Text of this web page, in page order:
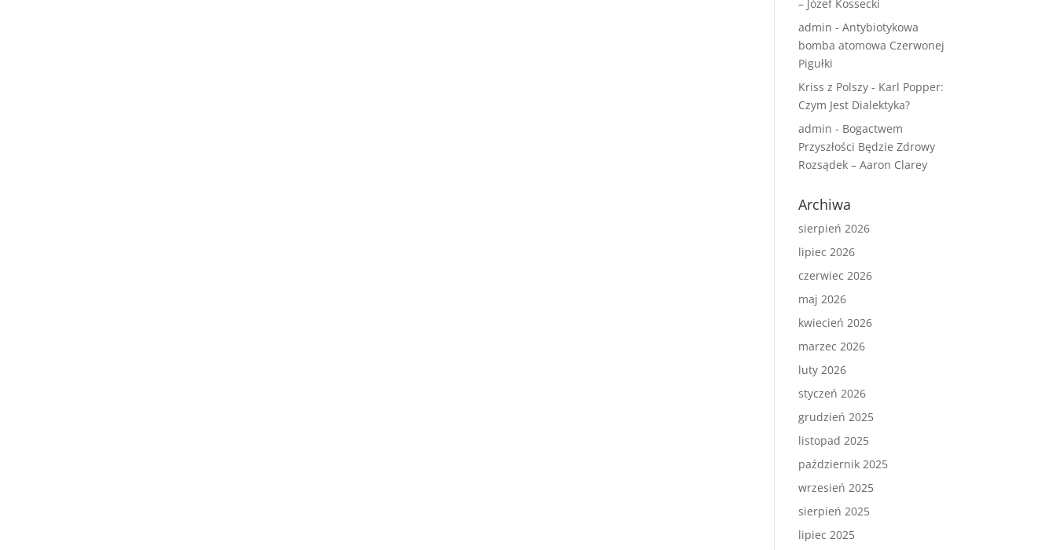
– Józef Kossecki
admin -Antybiotykowa
bomba atomowa Czerwonej
Pigułki
Kriss z Polszy - Karl Popper:
Czym Jest Dialektyka?
admin - Bogactwem
Przyszłości Będzie Zdrowy
Rozsądek – Aaron Clarey
Archiwa
sierpień 2026
lipiec 2026
czerwiec 2026
maj 2026
kwiecień 2026
marzec 2026
luty 2026
styczeń 2026
grudzień 2025
listopad 2025
październik 2025
wrzesień 2025
sierpień 2025
lipiec 2025